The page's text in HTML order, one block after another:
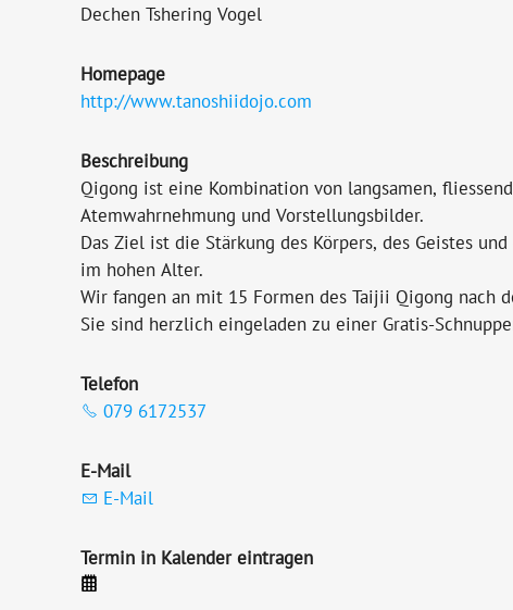
Dechen Tshering Vogel
Homepage
http://www.tanoshiidojo.com
Beschreibung
Qigong ist eine Kombination von langsamen,
Atemwahrnehmung und Vorstellungsbilder.
Das Ziel ist die Stärkung des Körpers, des Geistes
im hohen Alter.
Wir fangen an mit 15 Formen des Taijii Qigong nach
Sie sind herzlich eingeladen zu einer Gratis-
Telefon
079 6172537
E-Mail
E-Mail
Termin in Kalender eintragen